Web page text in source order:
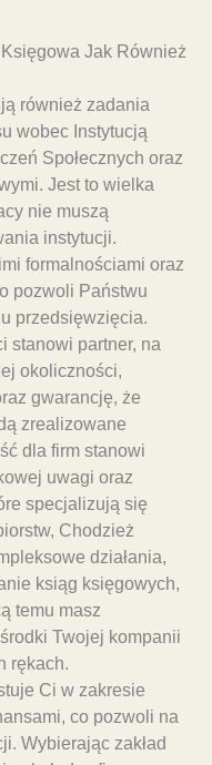
Jak Również
również zadania
wobec Instytucją
Społecznych oraz
Jest to wielka
nie muszą
instytucji.
formalnościami oraz
pozwoli Państwu
przedsięwzięcia.
stanowi partner, na
okoliczności,
gwarancję, że
zrealizowane
dla firm stanowi
uwagi oraz
specjalizują się
Chodzież
działania,
ksiąg księgowych,
temu masz
Twojej kompanii
rękach.
Ci w zakresie
co pozwoli na
Wybierając zakład